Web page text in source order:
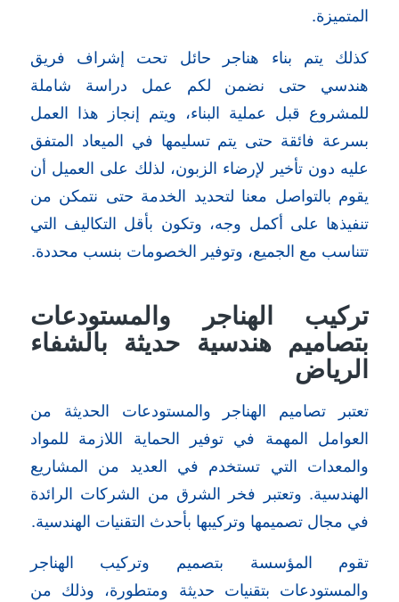
المتميزة.
كذلك يتم بناء هناجر حائل تحت إشراف فريق
هندسي حتى نضمن لكم عمل دراسة شاملة
للمشروع قبل عملية البناء، ويتم إنجاز هذا العمل
بسرعة فائقة حتى يتم تسليمها في الميعاد المتفق
عليه دون تأخير لإرضاء الزبون، لذلك على العميل أن
يقوم بالتواصل معنا لتحديد الخدمة حتى نتمكن من
تنفيذها على أكمل وجه، وتكون بأقل التكاليف التي
تتناسب مع الجميع، وتوفير الخصومات بنسب محددة.
تركيب الهناجر والمستودعات
بتصاميم هندسية حديثة بالشفاء
الرياض
تعتبر تصاميم الهناجر والمستودعات الحديثة من
العوامل المهمة في توفير الحماية اللازمة للمواد
والمعدات التي تستخدم في العديد من المشاريع
الهندسية. وتعتبر فخر الشرق من الشركات الرائدة
في مجال تصميمها وتركيبها بأحدث التقنيات الهندسية.
تقوم المؤسسة بتصميم وتركيب الهناجر
والمستودعات بتقنيات حديثة ومتطورة، وذلك من